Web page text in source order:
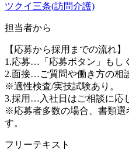
ツクイ三条(訪問介護)
担当者から
【応募から採用までの流れ】
1.応募…「応募ボタン」もし
2.面接…ご質問や働き方の相
※適性検査/実技試験あり。
3.採用…入社日はご相談に応
※応募者多数の場合、書類選
す。
フリーテキスト